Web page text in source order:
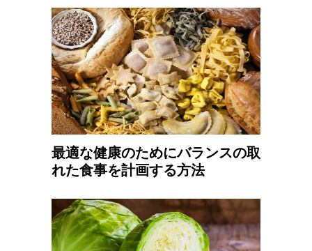
最適な健康のためにバランスの取
れた食事を計画する方法